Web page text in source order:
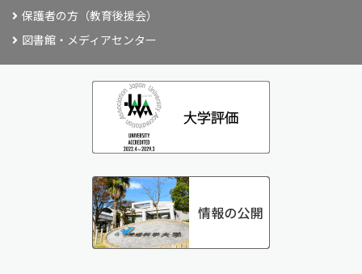
保護者の方（教育後援会）
図書館・メディアセンター